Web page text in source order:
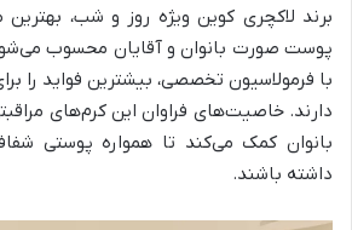
برند لاکچری کوین ویژه روز و شب، بهترین
پوست صورت بانوان و آقایان محسوب
با فرمولاسیون تخصصی، بیشترین فواید را
دارند. خاصیت‌های فراوان این کرم‌های
بانوان کمک می‌کند تا همواره پوستی
داشته باشند.